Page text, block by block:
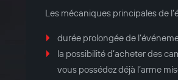
Les mécaniques principales de
durée prolongée de
la possibilité d’acheter des
vous possédez déjà l’arme